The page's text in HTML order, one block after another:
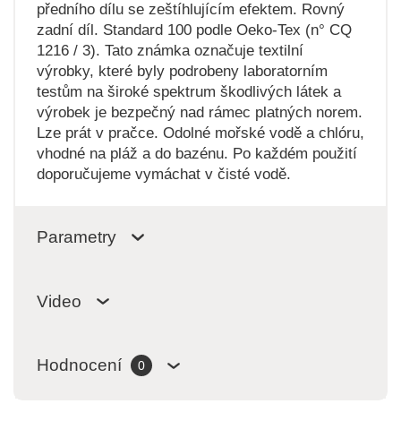
předního dílu se zeštíhlujícím efektem. Rovný
zadní díl. Standard 100 podle Oeko-Tex (n° CQ
1216 / 3). Tato známka označuje textilní
výrobky, které byly podrobeny laboratorním
testům na široké spektrum škodlivých látek a
výrobek je bezpečný nad rámec platných norem.
Lze prát v pračce. Odolné mořské vodě a chlóru,
vhodné na pláž a do bazénu. Po každém použití
doporučujeme vymáchat v čisté vodě.
Parametry
Video
Hodnocení 0